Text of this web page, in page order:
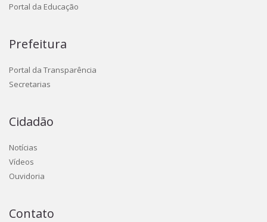
Portal da Educação
Prefeitura
Portal da Transparência
Secretarias
Cidadão
Notícias
Vídeos
Ouvidoria
Contato